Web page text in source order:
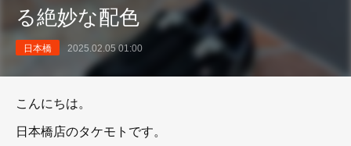
る絶妙な配色
日本橋 2025.02.05 01:00
こんにちは。
日本橋店のタケモトです。